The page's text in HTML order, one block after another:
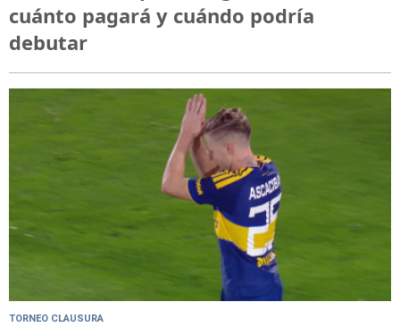
cuánto pagará y cuándo podría
debutar
TORNEO CLAUSURA